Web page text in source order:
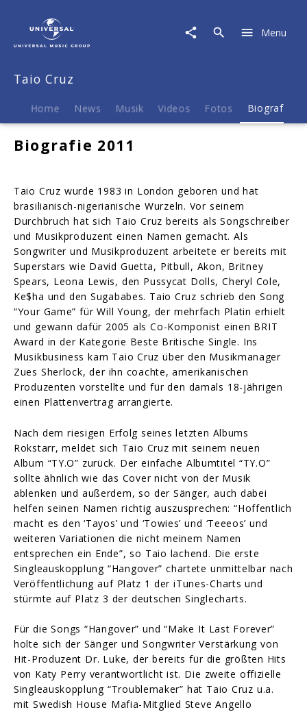
Biografie
Menu
Taio Cruz
Home News Musik Videos Fotos Biografie
Biografie 2011
Taio Cruz wurde 1983 in London geboren und hat
brasilianisch-nigerianische Wurzeln. Vor seinem
Durchbruch hat sich Taio Cruz bereits als Songschreiber
und Musikproduzent einen Namen gemacht. Als
Songwriter und Musikproduzent arbeitete er bereits mit
Superstars wie David Guetta, Pitbull, Akon, Britney
Spears, Leona Lewis, den Pussycat Dolls, Cheryl Cole,
Ke$ha und den Sugababes. Taio Cruz schrieb den Song
“Your Game” für Will Young, der mehrfach Platin erhielt
und gewann dafür 2005 als Co-Komponist einen BRIT
Award in der Kategorie Beste Britische Single. Ins
Musikbusiness kam Taio Cruz über den Musikmanager
Zues Sherlock, der ihn coachte, amerikanischen
Produzenten vorstellte und für den damals 18-jährigen
einen Plattenvertrag arrangierte.
Nach dem riesigen Erfolg seines letzten Albums
Rokstarr, meldet sich Taio Cruz mit seinem neuen
Album “TY.O” zurück. Der einfache Albumtitel “TY.O”
sollte ähnlich wie das Cover nicht von der Musik
ablenken und außerdem, so der Sänger, auch dabei
helfen seinen Namen richtig auszusprechen: “Hoffentlich
macht es den ‘Tayos’ und ‘Towies’ und ‘Teeeos’ und
weiteren Variationen die nicht meinem Namen
entsprechen ein Ende”, so Taio lachend. Die erste
Singleauskopplung “Hangover” chartete unmittelbar nach
Veröffentlichung auf Platz 1 der iTunes-Charts und
stürmte auf Platz 3 der deutschen Singlecharts.
Für die Songs “Hangover” und “Make It Last Forever”
holte sich der Sänger und Songwriter Verstärkung von
Hit-Produzent Dr. Luke, der bereits für die größten Hits
von Katy Perry verantwortlicht ist. Die zweite offizielle
Singleauskopplung “Troublemaker” hat Taio Cruz u.a.
mit Swedish House Mafia-Mitglied Steve Angello